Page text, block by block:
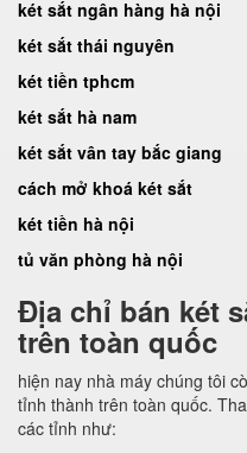
két sắt ngân hàng hà nội
két sắt thái nguyên
két tiền tphcm
két sắt hà nam
két sắt vân tay bắc giang
cách mở khoá két sắt
két tiền hà nội
tủ văn phòng hà nội
Địa chỉ bán két
trên toàn quốc
hiện nay nhà máy chúng tôi
tỉnh thành trên toàn quốc.
các tỉnh như: